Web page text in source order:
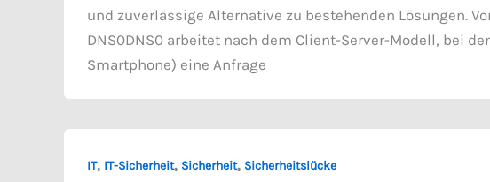
und zuverlässige Alternative zu bestehenden Lösungen.
DNS0DNS0 arbeitet nach dem Client-Server-Modell, bei
Smartphone) eine Anfrage
IT, IT-Sicherheit, Sicherheit, Sicherheitslücke